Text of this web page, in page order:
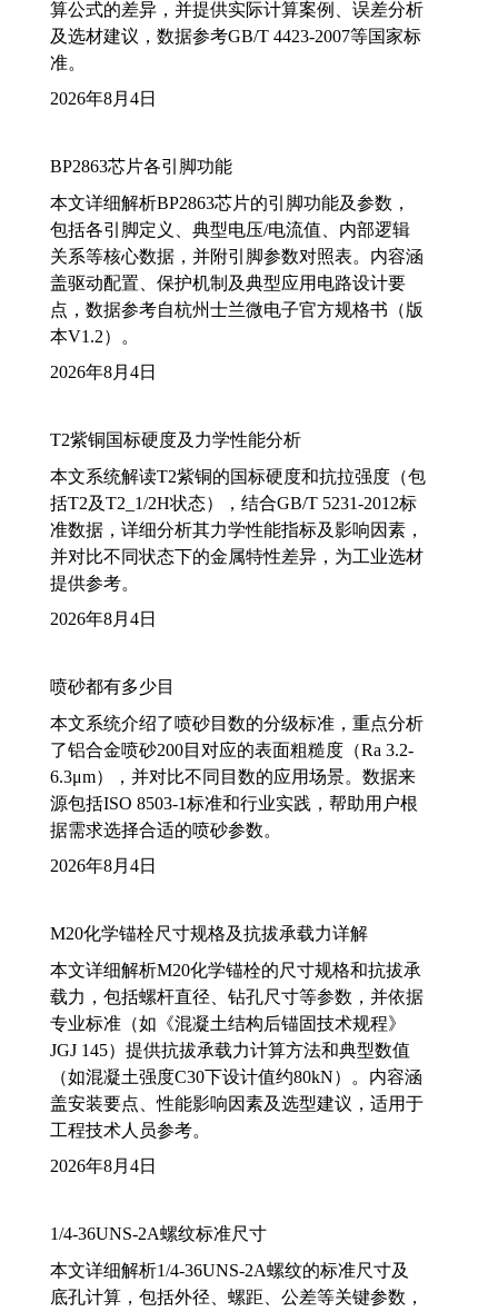
算公式的差异，并提供实际计算案例、误差分析
及选材建议，数据参考GB/T 4423-2007等国家标
准。
2026年8月4日
BP2863芯片各引脚功能
本文详细解析BP2863芯片的引脚功能及参数，
包括各引脚定义、典型电压/电流值、内部逻辑
关系等核心数据，并附引脚参数对照表。内容涵
盖驱动配置、保护机制及典型应用电路设计要
点，数据参考自杭州士兰微电子官方规格书（版
本V1.2）。
2026年8月4日
T2紫铜国标硬度及力学性能分析
本文系统解读T2紫铜的国标硬度和抗拉强度（包
括T2及T2_1/2H状态），结合GB/T 5231-2012标
准数据，详细分析其力学性能指标及影响因素，
并对比不同状态下的金属特性差异，为工业选材
提供参考。
2026年8月4日
喷砂都有多少目
本文系统介绍了喷砂目数的分级标准，重点分析
了铝合金喷砂200目对应的表面粗糙度（Ra 3.2-
6.3μm），并对比不同目数的应用场景。数据来
源包括ISO 8503-1标准和行业实践，帮助用户根
据需求选择合适的喷砂参数。
2026年8月4日
M20化学锚栓尺寸规格及抗拔承载力详解
本文详细解析M20化学锚栓的尺寸规格和抗拔承
载力，包括螺杆直径、钻孔尺寸等参数，并依据
专业标准（如《混凝土结构后锚固技术规程》
JGJ 145）提供抗拔承载力计算方法和典型数值
（如混凝土强度C30下设计值约80kN）。内容涵
盖安装要点、性能影响因素及选型建议，适用于
工程技术人员参考。
2026年8月4日
1/4-36UNS-2A螺纹标准尺寸
本文详细解析1/4-36UNS-2A螺纹的标准尺寸及
底孔计算，包括外径、螺距、公差等关键参数，